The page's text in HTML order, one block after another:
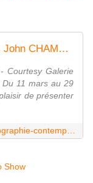
Expo Photographie Contemporaine: John CHAMBERLAIN "Photographs" - ACTUART by Eric SIMON
Courtesy Galerie
11 mars au 29
de présenter
Show